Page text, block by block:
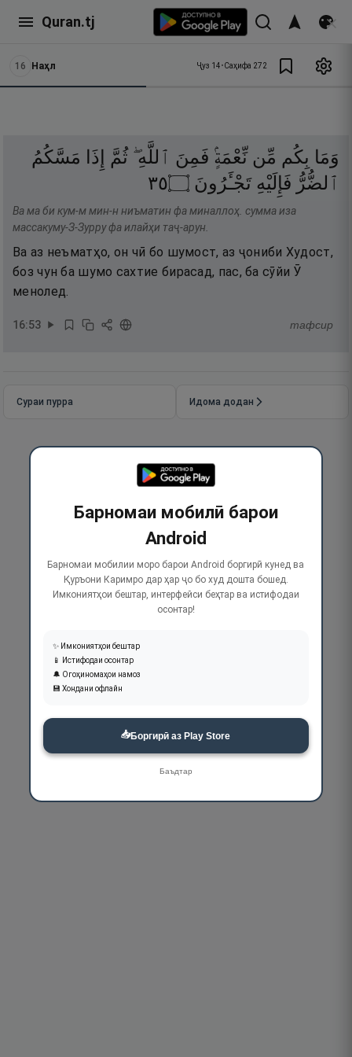
Quran.tj
16 Наҳл Ҷуз 14•Саҳифа 272
وَمَا بِكُم مِّن نِّعْمَةٍۢ فَمِنَ ٱللَّهِ ۖ ثُمَّ إِذَا
مَسَّكُمُ
ٱلضُّرُّ فَإِلَيْهِ تَجْـَٔرُونَ ۝٥٣
Ва ма би кум-м мин-н ниъматин фа миналлоҳ. сумма иза
массакуму-З-Зурру фа илайҳи таҷ-арун.
Ва аз неъматҳо, он чӣ бо шумост, аз ҷониби Худост,
боз чун ба шумо сахтие бирасад, пас, ба сӯйи Ӯ
менолед.
16:53 тафсир
Сураи пурра Идома додан
Барномаи мобилӣ барои
Android
Барномаи мобилии моро барои Android боргирӣ кунед ва
Қуръони Каримро дар ҳар ҷо бо худ дошта бошед.
Имкониятҳои бештар, интерфейси беҳтар ва истифодаи
осонтар!
✨ Имкониятҳои бештар
📱 Истифодаи осонтар
🔔 Огоҳиномаҳои намоз
💾 Хондани офлайн
📥Боргирӣ аз Play Store
Баъдтар